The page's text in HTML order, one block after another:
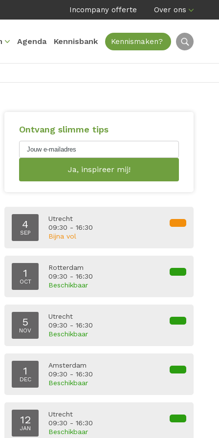
Incompany offerte Over ons
Agenda Kennisbank Kennismaken?
Ontvang slimme tips
4
SEP
Utrecht
09:30 - 16:30
Bijna vol
1
OCT
Rotterdam
09:30 - 16:30
Beschikbaar
5
NOV
Utrecht
09:30 - 16:30
Beschikbaar
1
DEC
Amsterdam
09:30 - 16:30
Beschikbaar
12
JAN
Utrecht
09:30 - 16:30
Beschikbaar